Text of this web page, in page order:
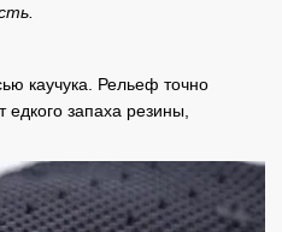
каучука. Рельеф точно
запаха резины,